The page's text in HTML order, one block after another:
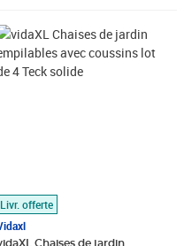
Livr. offerte
Chaises de jardin
barré 344,16€ HT
326,66€ HT